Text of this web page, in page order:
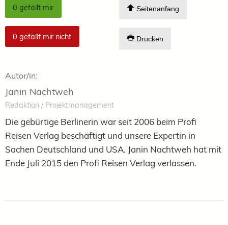
0 gefällt mir
0 gefällt mir nicht
Seitenanfang
Drucken
Autor/in:
Janin Nachtweh
Redaktion / Projektmanagement
Die gebürtige Berlinerin war seit 2006 beim Profi
Reisen Verlag beschäftigt und unsere Expertin in
Sachen Deutschland und USA. Janin Nachtweh hat mit
Ende Juli 2015 den Profi Reisen Verlag verlassen.